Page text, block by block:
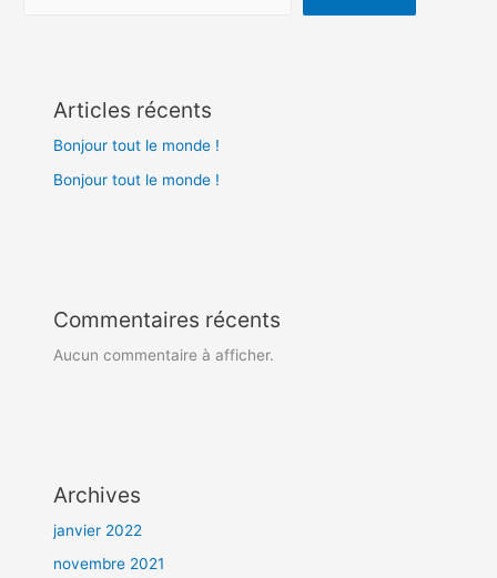
Articles récents
Bonjour tout le monde !
Bonjour tout le monde !
Commentaires récents
Aucun commentaire à afficher.
Archives
janvier 2022
novembre 2021